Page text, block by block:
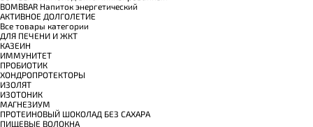
BOMBBAR Напиток энергетический
АКТИВНОЕ ДОЛГОЛЕТИЕ
Все товары категории
ДЛЯ ПЕЧЕНИ И ЖКТ
КАЗЕИН
ИММУНИТЕТ
ПРОБИОТИК
ХОНДРОПРОТЕКТОРЫ
ИЗОЛЯТ
ИЗОТОНИК
МАГНЕЗИУМ
ПРОТЕИНОВЫЙ ШОКОЛАД БЕЗ САХАРА
ПИЩЕВЫЕ ВОЛОКНА